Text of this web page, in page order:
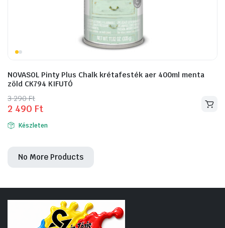
NOVASOL Pinty Plus Chalk krétafesték aer 400ml menta
zöld CK794 KIFUTÓ
3 290Ft
Original
price
was:
2 490 Ft
Current
price
is: Készleten
No More Products